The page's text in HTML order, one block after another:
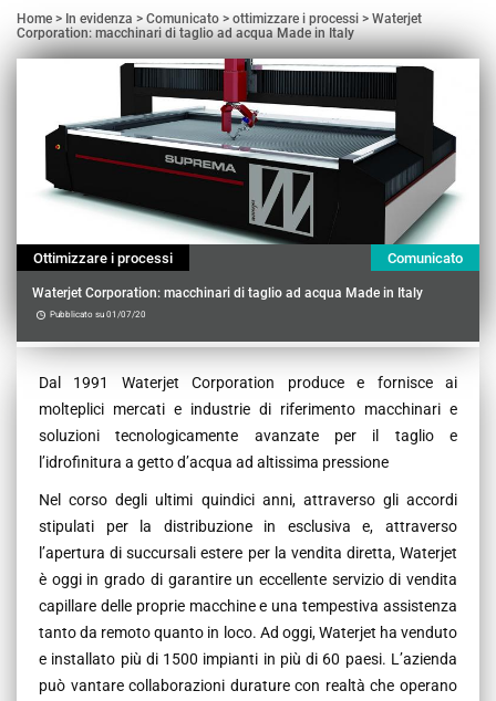
Home In evidenza Comunicato ottimizzare i processi
Waterjet
Corporation: macchinari di taglio ad acqua Made in Italy
Ottimizzare i processi Comunicato
Waterjet Corporation: macchinari di taglio ad acqua Made in Italy
Pubblicato su 01/07/20
Contenu
Dal 1991 Waterjet Corporation produce e fornisce ai
molteplici mercati e industrie di riferimento macchinari e
soluzioni tecnologicamente avanzate per il taglio e
l’idrofinitura a getto d’acqua ad altissima pressione
Nel corso degli ultimi quindici anni, attraverso gli accordi
stipulati per la distribuzione in esclusiva e, attraverso
l’apertura di succursali estere per la vendita diretta, Waterjet
è oggi in grado di garantire un eccellente servizio di vendita
capillare delle proprie macchine e una tempestiva assistenza
tanto da remoto quanto in loco. Ad oggi, Waterjet ha venduto
e installato più di 1500 impianti in più di 60 paesi. L’azienda
può vantare collaborazioni durature con realtà che operano